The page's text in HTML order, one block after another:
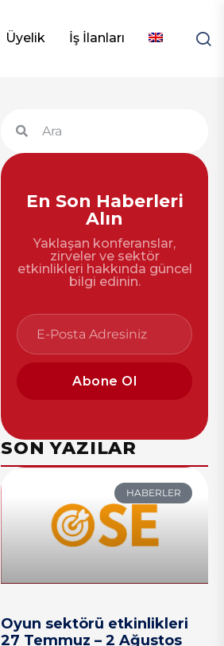
Üyelik İş İlanları
En Son Haberleri
Alın
Yaklaşan konferanslar,
zirveler ve sektör
etkinlikleri hakkında güncel
bilgi edinin.
Abone Ol
SON YAZILAR
HABERLER
Oyun sektörü etkinlikleri
27 Temmuz – 2 Ağustos